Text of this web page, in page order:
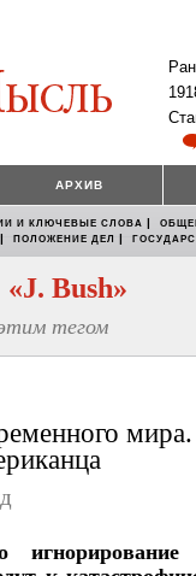
АРХИВ
И КЛЮЧЕВЫЕ СЛОВА |
| ПОЛОЖЕНИЕ ДЕЛ |
«J. Bush»
тегом